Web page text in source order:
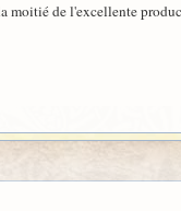
moitié de l'excellente